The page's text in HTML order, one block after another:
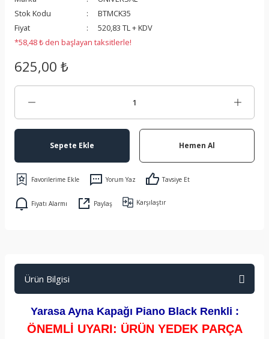
Stok Kodu
BTMCK35
Fiyat
520,83 TL + KDV
*58,48 ₺ den başlayan taksitlerle!
625,00 ₺
Sepete Ekle Hemen Al
Yorum Yaz Tavsiye Et
Fiyatı Alarmı Paylaş Karşılaştır
Ürün Bilgisi
Yarasa Ayna Kapağı Piano Black Renkli :
ÖNEMLİ UYARI: ÜRÜN YEDEK PARÇA